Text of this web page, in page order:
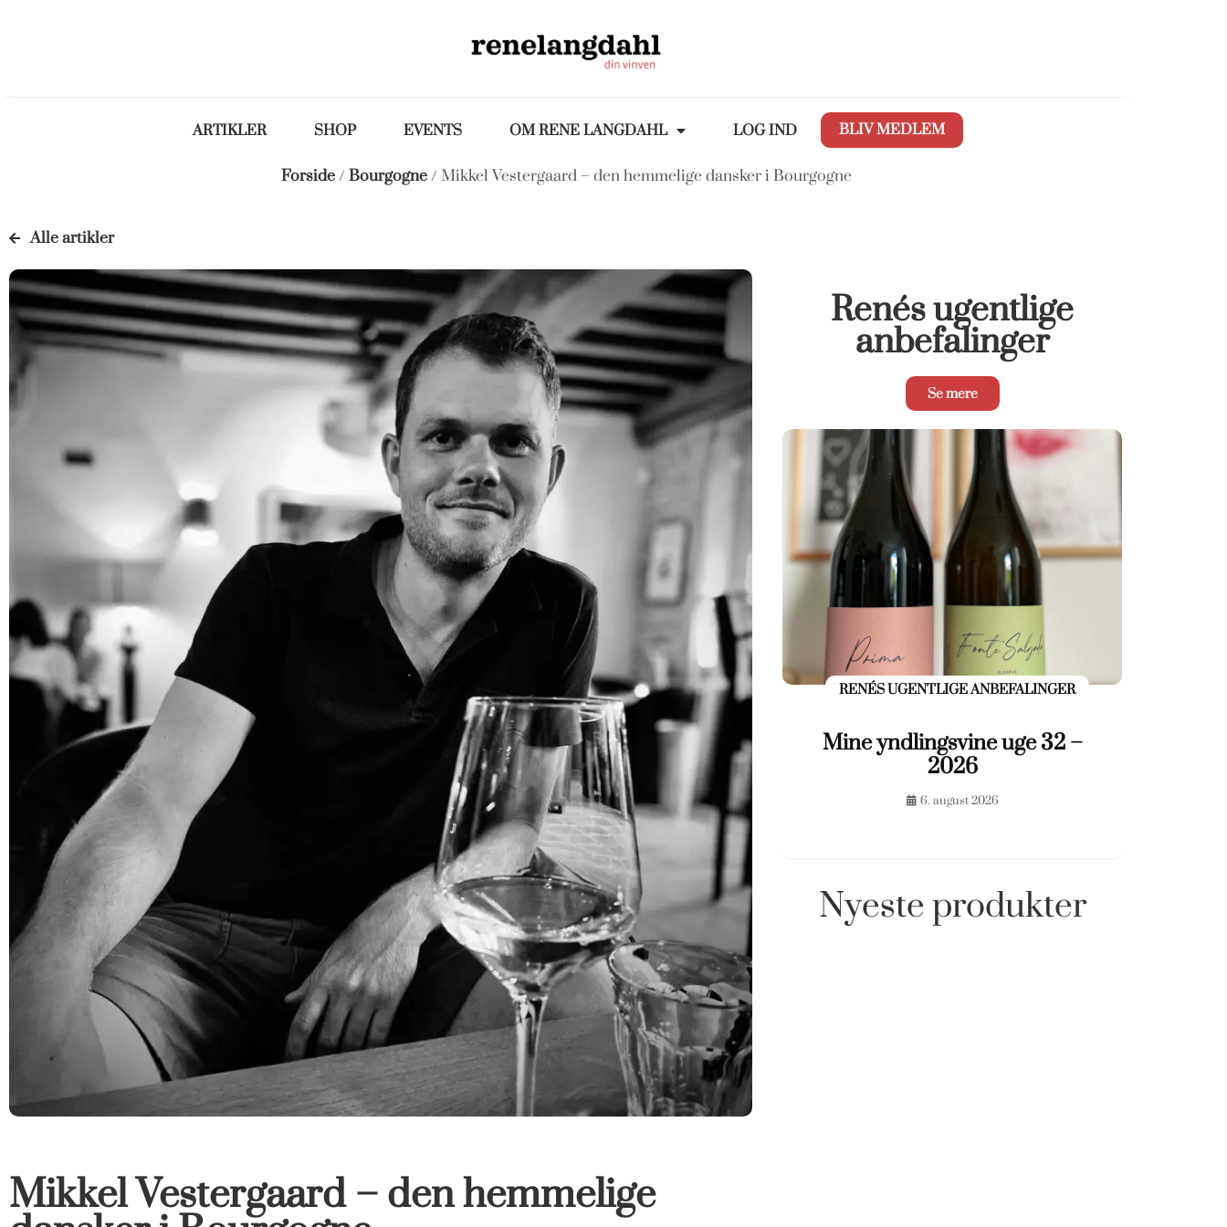
ARTIKLER SHOP EVENTS OM RENE LANGDAHL LOG IND BLIV MEDLEM
Forside/ Bourgogne/ Mikkel Vestergaard – den hemmelige dansker i Bourgogne
Alle artikler
Mikkel Vestergaard – den hemmelige
Renés ugentlige
anbefalinger
Se mere
RENÉS UGENTLIGE ANBEFALINGER
Mine yndlingsvine uge 32 –
2026
6. august 2026
Nyeste produkter